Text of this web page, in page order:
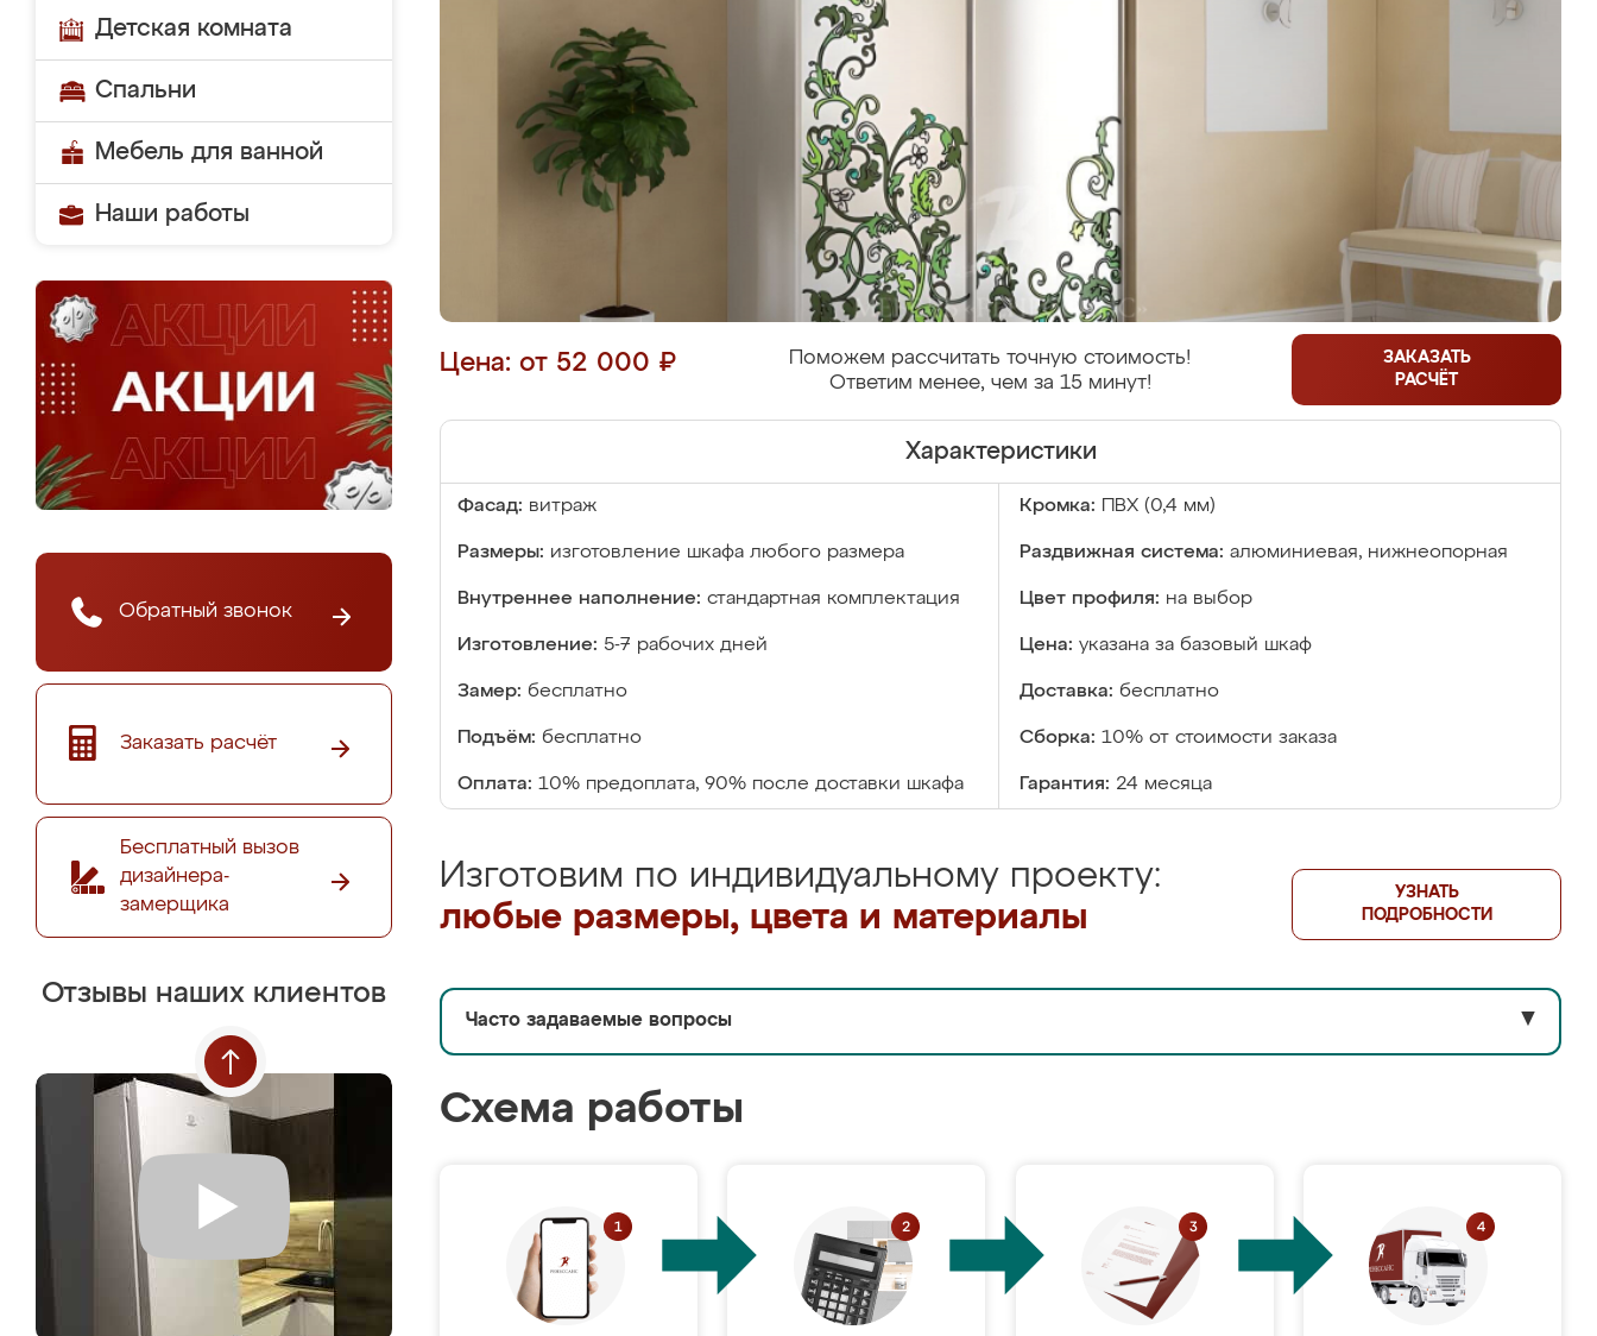
Детская комната
Спальни
Мебель для ванной
Наши работы
Обратный звонок
Заказать расчёт
Бесплатный вызов
дизайнера-
замерщика
Отзывы наших клиентов
Цена: от 52 000 ₽
Поможем рассчитать точную стоимость!
Ответим менее, чем за 15 минут!
ЗАКАЗАТЬ
РАСЧЁТ
Характеристики
Фасад: витраж Кромка: ПВХ (0,4 мм)
Размеры: изготовление шкафа любого размера Раздвижная система: алюминиевая, нижнеопорная
Внутреннее наполнение: стандартная комплектация Цвет профиля: на выбор
Изготовление: 5-7 рабочих дней Цена: указана за базовый шкаф
Замер: бесплатно Доставка: бесплатно
Подъём: бесплатно Сборка: 10% от стоимости заказа
Оплата: 10% предоплата, 90% после доставки шкафа Гарантия: 24 месяца
Изготовим по индивидуальному проекту:
любые размеры, цвета и материалы
УЗНАТЬ
ПОДРОБНОСТИ
Часто задаваемые вопросы ▼
Схема работы